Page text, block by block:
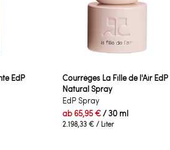
EdP
Courrèges La Fille de l'Air EdP
Natural Spray
EdP Spray
ab 65,95 €/ 30 ml
2.198,33 €/ Liter